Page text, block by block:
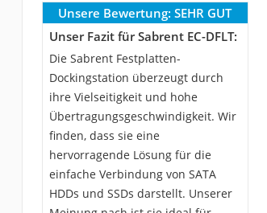
Unsere Bewertung: SEHR GUT
Unser Fazit für Sabrent ‎EC-DFLT:
Die Sabrent Festplatten-
Dockingstation überzeugt durch
ihre Vielseitigkeit und hohe
Übertragungsgeschwindigkeit. Wir
finden, dass sie eine
hervorragende Lösung für die
einfache Verbindung von SATA
HDDs und SSDs darstellt. Unserer